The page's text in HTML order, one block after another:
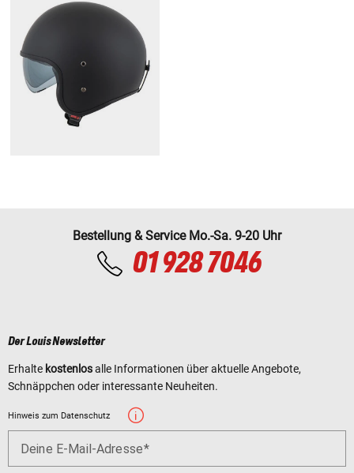
Bestellung & Service Mo.-Sa. 9-20 Uhr
01 928 7046
Der Louis Newsletter
Erhalte kostenlosalle Informationen über aktuelle Angebote,
Schnäppchen oder interessante Neuheiten.
Hinweis zum Datenschutz
Deine E-Mail-Adresse